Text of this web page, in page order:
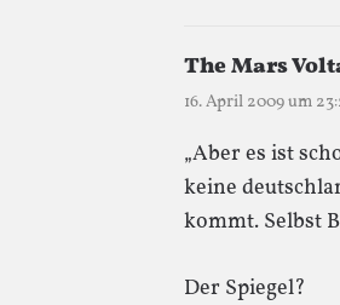
The Mars
16. April 2009 um
„Aber es ist
keine
kommt. Selbst
Der Spiegel?